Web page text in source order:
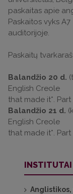
paskaitas apie
Paskaitos vyks A7
auditorijoje.
Paskaitų
Balandžio 20 d.
English Creole
that made it*. Part
Balandžio 21 d.
English Creole
that made it*. Part
INSTITUTAI